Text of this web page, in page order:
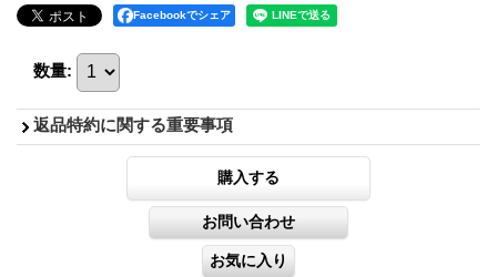
Facebookでシェア
数量:
返品特約に関する重要事項